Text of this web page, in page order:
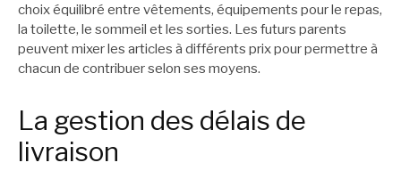
choix équilibré entre vêtements, équipements pour le repas,
la toilette, le sommeil et les sorties. Les futurs parents
peuvent mixer les articles à différents prix pour permettre à
chacun de contribuer selon ses moyens.
La gestion des délais de
livraison